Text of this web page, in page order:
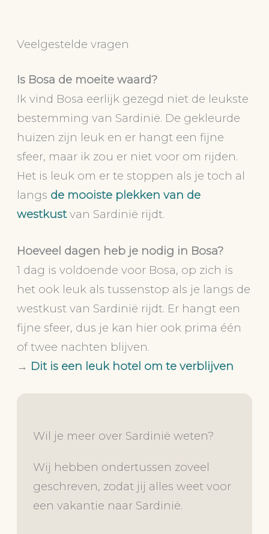
Veelgestelde vragen
Is Bosa de moeite waard?
Ik vind Bosa eerlijk gezegd niet de leukste
bestemming van Sardinië. De gekleurde
huizen zijn leuk en er hangt een fijne
sfeer, maar ik zou er niet voor om rijden.
Het is leuk om er te stoppen als je toch al
langs de mooiste plekken van de
westkustvan Sardinië rijdt.
Hoeveel dagen heb je nodig in Bosa?
1 dag is voldoende voor Bosa, op zich is
het ook leuk als tussenstop als je langs de
westkust van Sardinië rijdt. Er hangt een
fijne sfeer, dus je kan hier ook prima één
of twee nachten blijven.
→ Dit is een leuk hotel om te verblijven
Wil je meer over Sardinië weten?
Wij hebben ondertussen zoveel
geschreven, zodat jij alles weet voor
een vakantie naar Sardinië.